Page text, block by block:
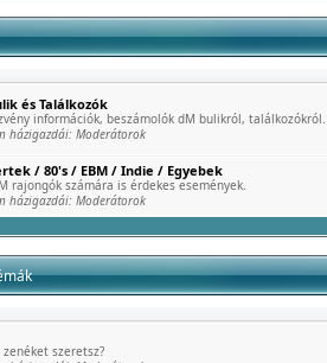
és Találkozók
információk, beszámolók dM bulikról, találkozókról.
házigazdái: Moderátorok
/ 80's / EBM / Indie / Egyebek
rajongók számára is érdekes események.
házigazdái: Moderátorok
szeretsz?